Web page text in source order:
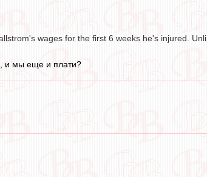
wages for the first 6 weeks he's injured.
и мы еще и плати?